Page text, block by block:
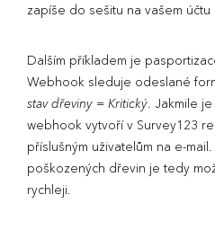
zapíše do sešitu na vašem účtu
Dalším příkladem je
Webhook sleduje odeslané
stav dřeviny = Kritický. Jakmile
webhook vytvoří v Survey123
příslušným uživatelům na e-
poškozených dřevin je tedy
rychleji.